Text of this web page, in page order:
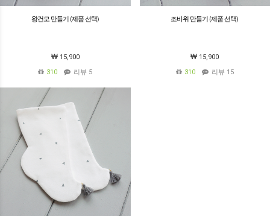
왕건모 만들기 (제품 선택)
15,900
310
리뷰 5
조바위 만들기 (제품 선택)
15,900
310
리뷰 15